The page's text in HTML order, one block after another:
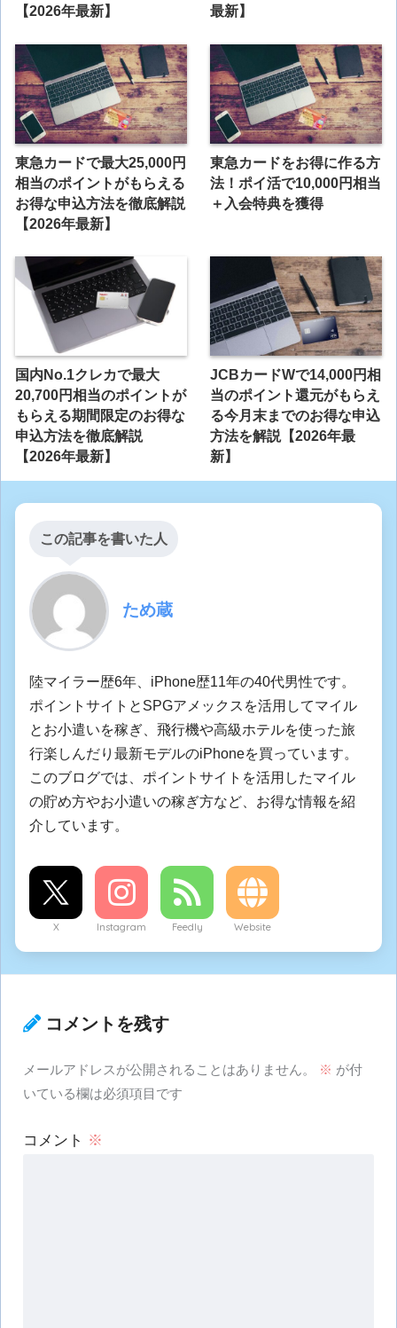
【2026年最新】
最新】
東急カードで最大25,000円
相当のポイントがもらえる
お得な申込方法を徹底解説
【2026年最新】
東急カードをお得に作る方
法！ポイ活で10,000円相当
＋入会特典を獲得
国内No.1クレカで最大
20,700円相当のポイントが
もらえる期間限定のお得な
申込方法を徹底解説
【2026年最新】
JCBカードWで14,000円相
当のポイント還元がもらえ
る今月末までのお得な申込
方法を解説【2026年最
新】
この記事を書いた人
ため蔵
陸マイラー歴6年、iPhone歴11年の40代男性です。
ポイントサイトとSPGアメックスを活用してマイル
とお小遣いを稼ぎ、飛行機や高級ホテルを使った旅
行楽しんだり最新モデルのiPhoneを買っています。
このブログでは、ポイントサイトを活用したマイル
の貯め方やお小遣いの稼ぎ方など、お得な情報を紹
介しています。
X Instagram Feedly Website
コメントを残す
メールアドレスが公開されることはありません。 ※ が付
いている欄は必須項目です
コメント ※